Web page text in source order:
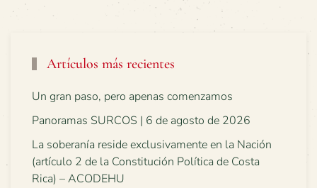
Artículos más recientes
Un gran paso, pero apenas comenzamos
Panoramas SURCOS | 6 de agosto de 2026
La soberanía reside exclusivamente en la Nación
(artículo 2 de la Constitución Política de Costa
Rica) – ACODEHU